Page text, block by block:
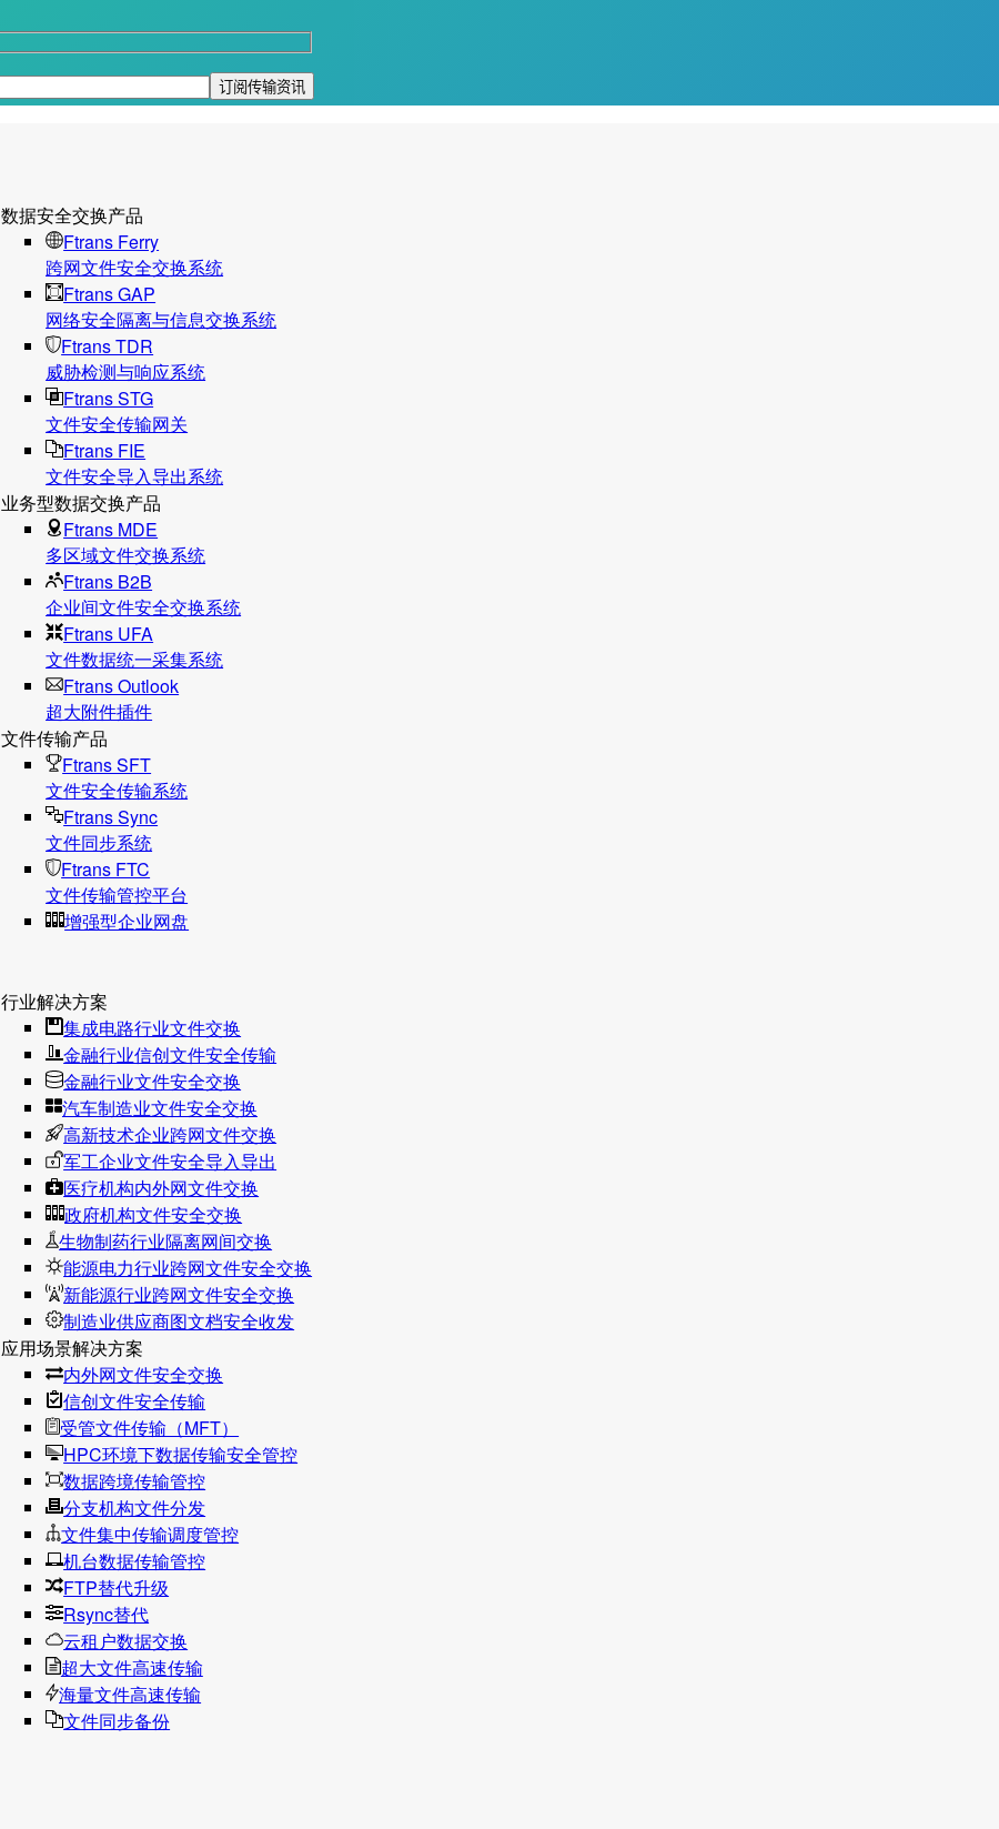
数据安全交换产品
Ftrans Ferry
跨网文件安全交换系统
Ftrans GAP
网络安全隔离与信息交换系统
Ftrans TDR
威胁检测与响应系统
Ftrans STG
文件安全传输网关
Ftrans FIE
文件安全导入导出系统
业务型数据交换产品
Ftrans MDE
多区域文件交换系统
Ftrans B2B
企业间文件安全交换系统
Ftrans UFA
文件数据统⼀采集系统
Ftrans Outlook
超大附件插件
文件传输产品
Ftrans SFT
文件安全传输系统
Ftrans Sync
文件同步系统
Ftrans FTC
文件传输管控平台
增强型企业网盘
行业解决方案
集成电路行业文件交换
金融行业信创文件安全传输
金融行业文件安全交换
汽车制造业文件安全交换
高新技术企业跨网文件交换
军工企业文件安全导入导出
医疗机构内外网文件交换
政府机构文件安全交换
生物制药行业隔离网间交换
能源电力行业跨网文件安全交换
新能源行业跨网文件安全交换
制造业供应商图文档安全收发
应用场景解决方案
内外网文件安全交换
信创文件安全传输
受管文件传输（MFT）
HPC环境下数据传输安全管控
数据跨境传输管控
分支机构文件分发
文件集中传输调度管控
机台数据传输管控
FTP替代升级
Rsync替代
云租户数据交换
超大文件高速传输
海量文件高速传输
文件同步备份